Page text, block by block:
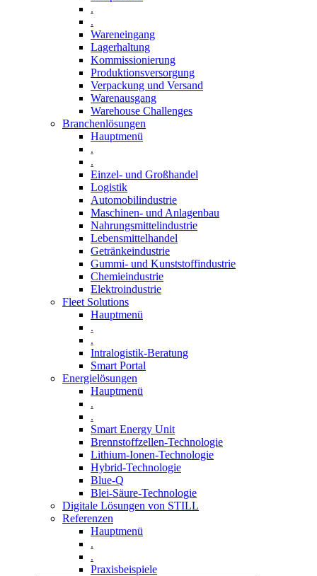
.
.
Wareneingang
Lagerhaltung
Kommissionierung
Produktionsversorgung
Verpackung und Versand
Warenausgang
Warehouse Challenges
Branchenlösungen
Hauptmenü
.
.
Einzel- und Großhandel
Logistik
Automobilindustrie
Maschinen- und Anlagenbau
Nahrungsmittelindustrie
Lebensmittelhandel
Getränkeindustrie
Gummi­- und Kunststoffindustrie
Chemieindustrie
Elektroindustrie
Fleet Solutions
Hauptmenü
.
.
Intralogistik-Beratung
Smart Portal
Energielösungen
Hauptmenü
.
.
Smart Energy Unit
Brennstoffzellen-Technologie
Lithium-Ionen-Technologie
Hybrid-Technologie
Blue-Q
Blei-Säure-Technologie
Digitale Lösungen von STILL
Referenzen
Hauptmenü
.
.
Praxisbeispiele